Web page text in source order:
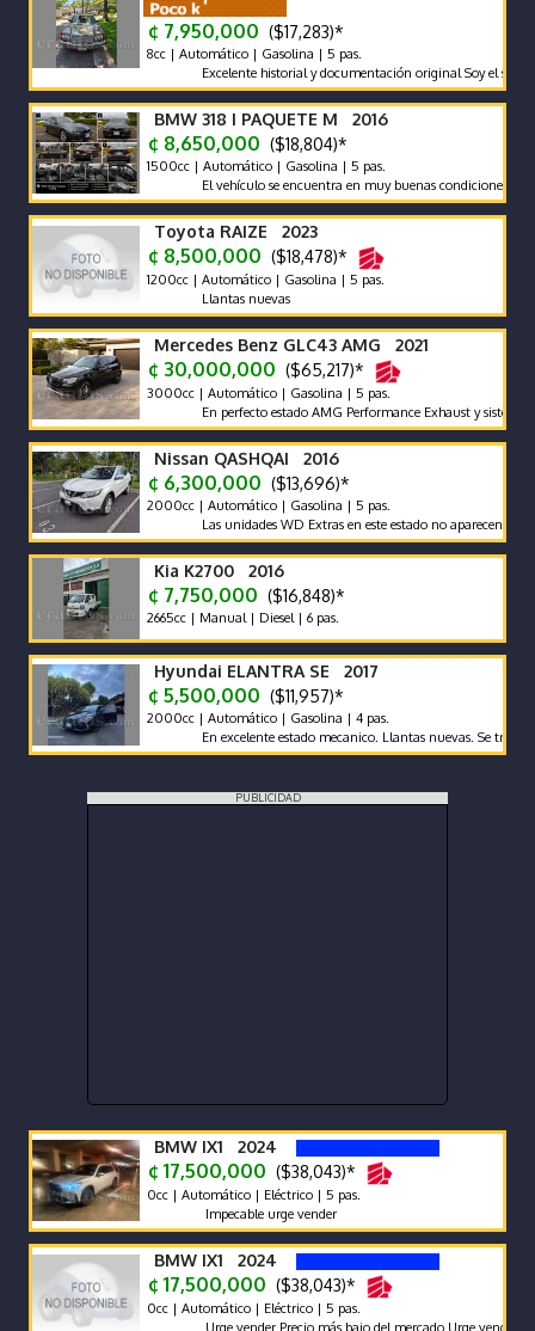
¢ 7,950,000 ($17,283)*
8cc | Automático | Gasolina | 5 pas.
Excelente historial y documentación original Soy el segundo
BMW 318 I PAQUETE M 2016
¢ 8,650,000 ($18,804)*
1500cc | Automático | Gasolina | 5 pas.
El vehículo se encuentra en muy buenas condiciones tanto
Toyota RAIZE 2023
¢ 8,500,000 ($18,478)*
1200cc | Automático | Gasolina | 5 pas.
Llantas nuevas
Mercedes Benz GLC43 AMG 2021
¢ 30,000,000 ($65,217)*
3000cc | Automático | Gasolina | 5 pas.
En perfecto estado AMG Performance Exhaust y sistema de
Nissan QASHQAI 2016
¢ 6,300,000 ($13,696)*
2000cc | Automático | Gasolina | 5 pas.
Las unidades WD Extras en este estado no aparecen con
Kia K2700 2016
¢ 7,750,000 ($16,848)*
2665cc | Manual | Diesel | 6 pas.
Hyundai ELANTRA SE 2017
¢ 5,500,000 ($11,957)*
2000cc | Automático | Gasolina | 4 pas.
En excelente estado mecanico. Llantas nuevas. Se traspasa
PUBLICIDAD
BMW IX1 2024
¢ 17,500,000 ($38,043)*
0cc | Automático | Eléctrico | 5 pas.
Impecable urge vender
BMW IX1 2024
¢ 17,500,000 ($38,043)*
0cc | Automático | Eléctrico | 5 pas.
Urge vender Precio más bajo del mercado Urge vender